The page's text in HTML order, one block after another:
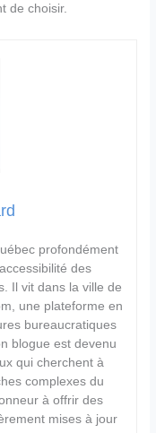
de choisir.
profondément
des
Il vit dans la ville de
une plateforme en
bureaucratiques
blogue est devenu
qui cherchent à
complexes du
à offrir des
mises à jour